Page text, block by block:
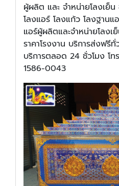
ผู้ผลิต และ จำหน่ายโลงเย็
โลงแอร์ โลงแก้ว โลงฐาน
แอร์ผู้ผลิตและจำหน่ายโลง
ราคาโรงงาน บริการส่งฟรี
บริการตลอด 24 ชั่วโมง โ
1586-0043